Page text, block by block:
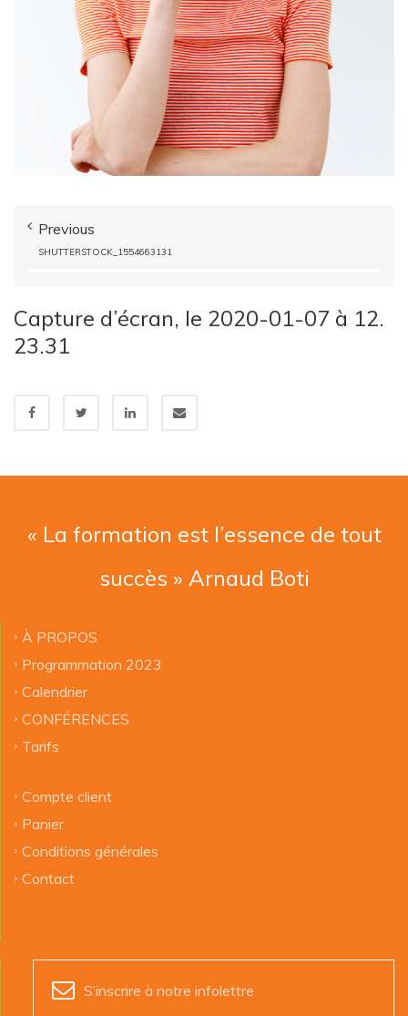
Previous
SHUTTERSTOCK_1554663131
Capture d’écran, le 2020-01-07 à 12.
23.31
« La formation est l’essence de tout
succès » Arnaud Boti
À PROPOS
Programmation 2023
Calendrier
CONFÉRENCES
Tarifs
Compte client
Panier
Conditions générales
Contact
S’inscrire à notre infolettre